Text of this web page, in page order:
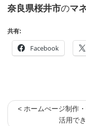
奈良県桜井市のマ
共有:
Facebook
< ホームぺージ制作
活用で